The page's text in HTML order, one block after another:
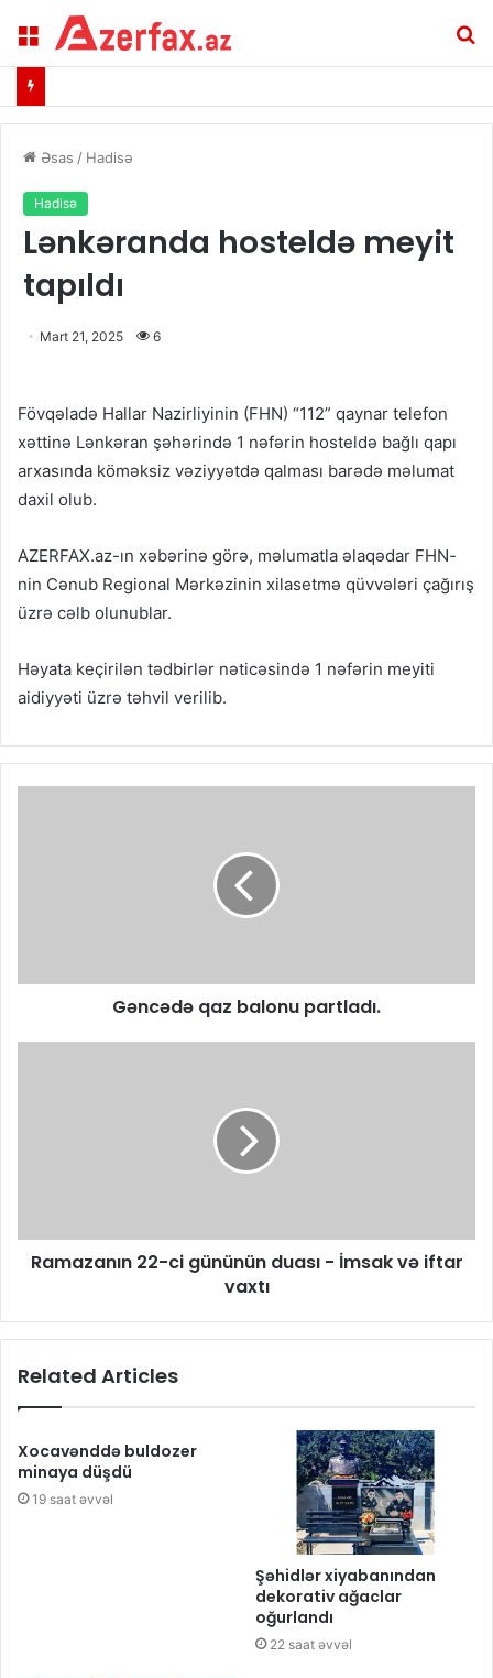
Menu
Əsas / Hadisə
Hadisə
Lənkəranda hosteldə meyit
tapıldı
Mart 21, 2025 6
Fövqəladə Hallar Nazirliyinin (FHN) “112” qaynar telefon
xəttinə Lənkəran şəhərində 1 nəfərin hosteldə bağlı qapı
arxasında köməksiz vəziyyətdə qalması barədə məlumat
daxil olub.
AZERFAX.az-ın xəbərinə görə, məlumatla əlaqədar FHN-
nin Cənub Regional Mərkəzinin xilasetmə qüvvələri çağırış
üzrə cəlb olunublar.
Həyata keçirilən tədbirlər nəticəsində 1 nəfərin meyiti
aidiyyəti üzrə təhvil verilib.
Gəncədə qaz balonu partladı.
Ramazanın 22-ci gününün duası - İmsak və iftar
vaxtı
Related Articles
Xocavənddə buldozer
minaya düşdü
19 saat əvvəl
Şəhidlər xiyabanından
dekorativ ağaclar
oğurlandı
22 saat əvvəl